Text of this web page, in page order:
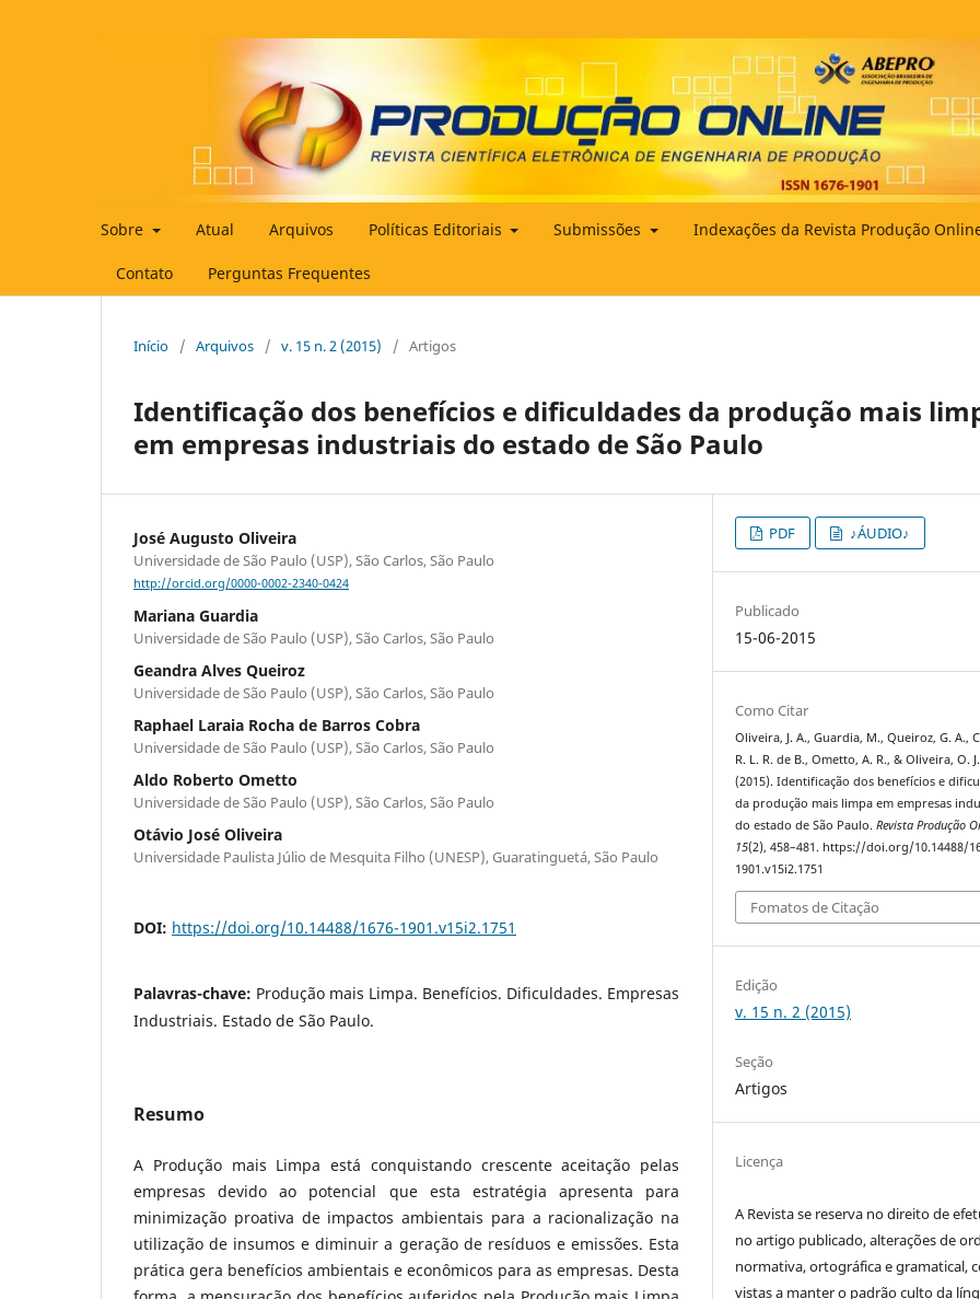
Sobre Atual Arquivos Políticas Editoriais Submissões Indexações da Revista Produção
Contato Perguntas Frequentes
Início / Arquivos / v. 15 n. 2 (2015) / Artigos
Identificação dos benefícios e dificuldades da produção mais
em empresas industriais do estado de São Paulo
José Augusto Oliveira
Universidade de São Paulo (USP), São Carlos, São Paulo
http://orcid.org/0000-0002-2340-0424
Mariana Guardia
Universidade de São Paulo (USP), São Carlos, São Paulo
Geandra Alves Queiroz
Universidade de São Paulo (USP), São Carlos, São Paulo
Raphael Laraia Rocha de Barros Cobra
Universidade de São Paulo (USP), São Carlos, São Paulo
Aldo Roberto Ometto
Universidade de São Paulo (USP), São Carlos, São Paulo
Otávio José Oliveira
Universidade Paulista Júlio de Mesquita Filho (UNESP), Guaratinguetá, São Paulo
DOI: https://doi.org/10.14488/1676-1901.v15i2.1751
Palavras-chave: Produção mais Limpa. Benefícios. Dificuldades. Empresas
Industriais. Estado de São Paulo.
Resumo
A Produção mais Limpa está conquistando crescente aceitação pelas
empresas devido ao potencial que esta estratégia apresenta para
minimização proativa de impactos ambientais para a racionalização na
utilização de insumos e diminuir a geração de resíduos e emissões. Esta
prática gera benefícios ambientais e econômicos para as empresas. Desta
PDF ♪ÁUDIO♪
Publicado
15-06-2015
Como Citar
Oliveira, J. A., Guardia, M., Queiroz, G. A.,
R. L. R. de B., Ometto, A. R., & Oliveira, O. J.
(2015). Identificação dos benefícios e
da produção mais limpa em empresas
do estado de São Paulo.Revista Produção
15(2), 458–481. https://doi.org/10.14488/
1901.v15i2.1751
Fomatos de Citação
Edição
v. 15 n. 2 (2015)
Seção
Artigos
Licença
A Revista se reserva no direito de
no artigo publicado, alterações de
normativa, ortográfica e gramatical,
vistas a manter o padrão culto da